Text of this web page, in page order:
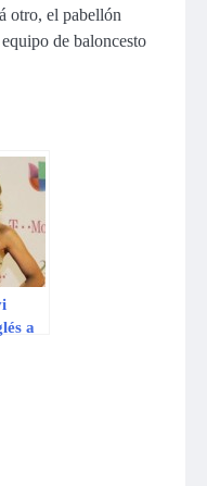
otro, el pabellón
de baloncesto
a